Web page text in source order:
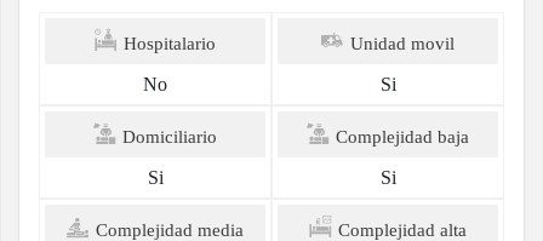
Hospitalario
No
Unidad movil
Si
Domiciliario
Si
Complejidad baja
Si
Complejidad media
Complejidad alta